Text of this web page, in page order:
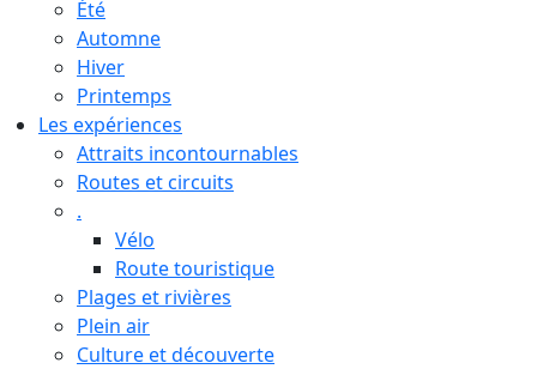
Été
Automne
Hiver
Printemps
Les expériences
Attraits incontournables
Routes et circuits
.
Vélo
Route touristique
Plages et rivières
Plein air
Culture et découverte